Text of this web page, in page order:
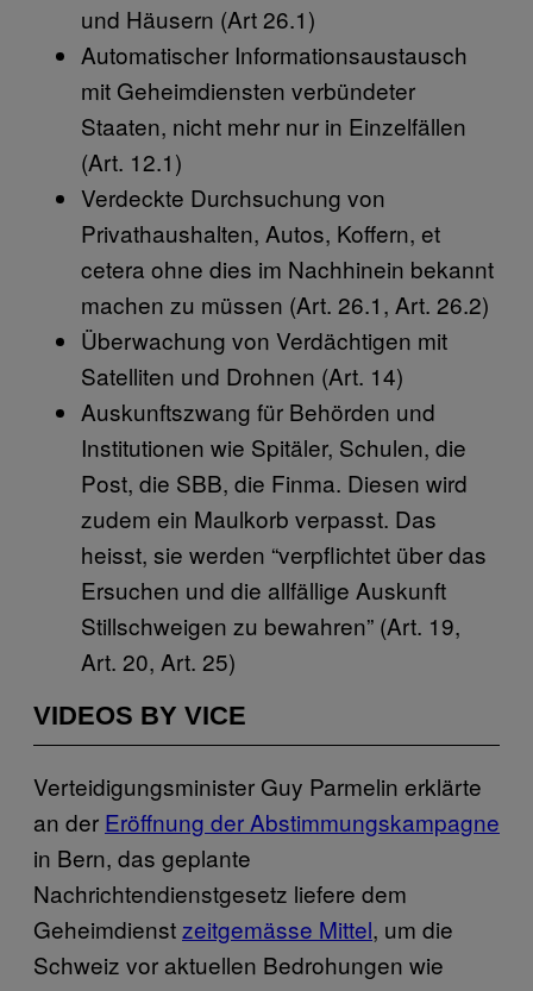
und Häusern (Art 26.1)
Automatischer Informationsaustausch
mit Geheimdiensten verbündeter
Staaten, nicht mehr nur in Einzelfällen
(Art. 12.1)
Verdeckte Durchsuchung von
Privathaushalten, Autos, Koffern, et
cetera ohne dies im Nachhinein bekannt
machen zu müssen (Art. 26.1, Art. 26.2)
Überwachung von Verdächtigen mit
Satelliten und Drohnen (Art. 14)
Auskunftszwang für Behörden und
Institutionen wie Spitäler, Schulen, die
Post, die SBB, die Finma. Diesen wird
zudem ein Maulkorb verpasst. Das
heisst, sie werden “verpflichtet über das
Ersuchen und die allfällige Auskunft
Stillschweigen zu bewahren” (Art. 19,
Art. 20, Art. 25)
VIDEOS BY VICE
Verteidigungsminister Guy Parmelin erklärte
an der Eröffnung der Abstimmungskampagne
in Bern, das geplante
Nachrichtendienstgesetz liefere dem
Geheimdienstzeitgemässe Mittel, um die
Schweiz vor aktuellen Bedrohungen wie